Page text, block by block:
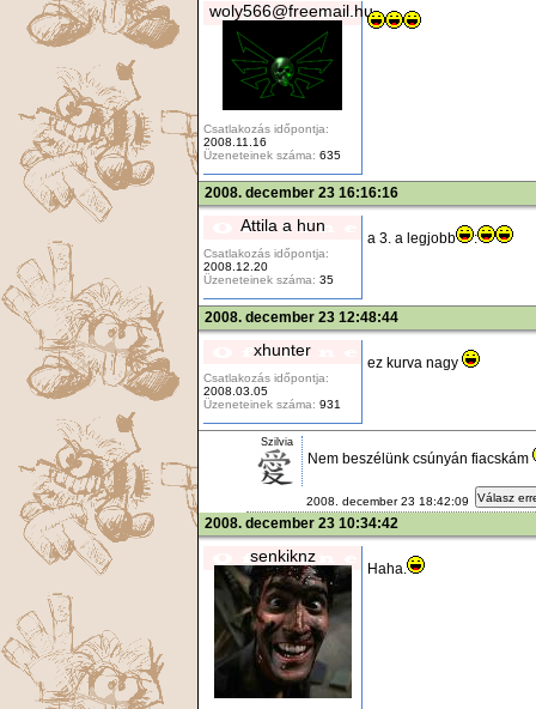
woly566@freemail.hu
Csatlakozás időpontja:
2008.11.16
Üzeneteinek száma: 635
2008. december 23 16:16:16
Attila a hun
Csatlakozás időpontja:
2008.12.20
Üzeneteinek száma: 35
a 3. a legjobb :
2008. december 23 12:48:44
xhunter
Csatlakozás időpontja:
2008.03.05
Üzeneteinek száma: 931
ez kurva nagy
Szilvia
Nem beszélünk csúnyán fiacskám
2008. december 23 18:42:09 Válasz
2008. december 23 10:34:42
senkiknz
Haha.